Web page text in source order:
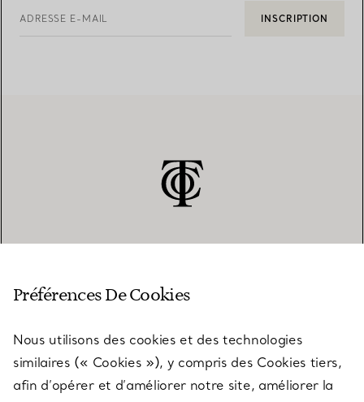
ADRESSE E-MAIL INSCRIPTION
SERVICES
Préférences De Cookies
Nous utilisons des cookies et des technologies
similaires (« Cookies »), y compris des Cookies tiers,
afin d’opérer et d’améliorer notre site, améliorer la